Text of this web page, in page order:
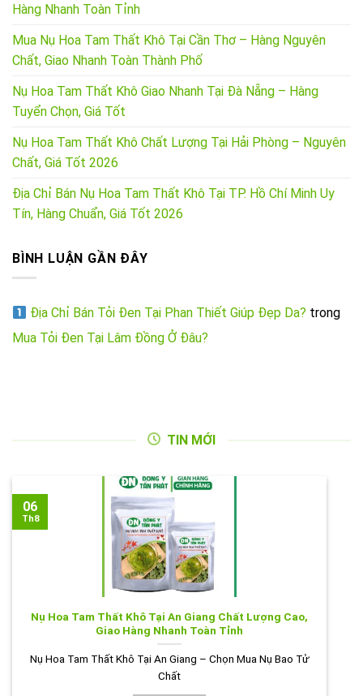
Hàng Nhanh Toàn Tỉnh
Mua Nụ Hoa Tam Thất Khô Tại Cần Thơ – Hàng Nguyên
Chất, Giao Nhanh Toàn Thành Phố
Nụ Hoa Tam Thất Khô Giao Nhanh Tại Đà Nẵng – Hàng
Tuyển Chọn, Giá Tốt
Nụ Hoa Tam Thất Khô Chất Lượng Tại Hải Phòng – Nguyên
Chất, Giá Tốt 2026
Địa Chỉ Bán Nụ Hoa Tam Thất Khô Tại TP. Hồ Chí Minh Uy
Tín, Hàng Chuẩn, Giá Tốt 2026
BÌNH LUẬN GẦN ĐÂY
Địa Chỉ Bán Tỏi Đen Tại Phan Thiết Giúp Đẹp Da? trong
Mua Tỏi Đen Tại Lâm Đồng Ở Đâu?
TIN MỚI
Nụ Hoa Tam Thất Khô Tại An Giang Chất Lượng Cao,
Giao Hàng Nhanh Toàn Tỉnh
Nụ Hoa Tam Thất Khô Tại An Giang – Chọn Mua Nụ Bao Tử
Chất
06
Th8